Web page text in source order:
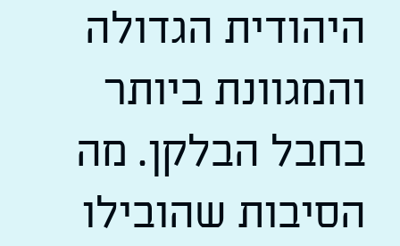
היהודית הגדולה
והמגוונת ביותר
בחבל הבלקן. מה
הסיבות שהובילו